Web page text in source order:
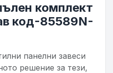
комплект
код-85589N-
панелни завеси
решение за тези,